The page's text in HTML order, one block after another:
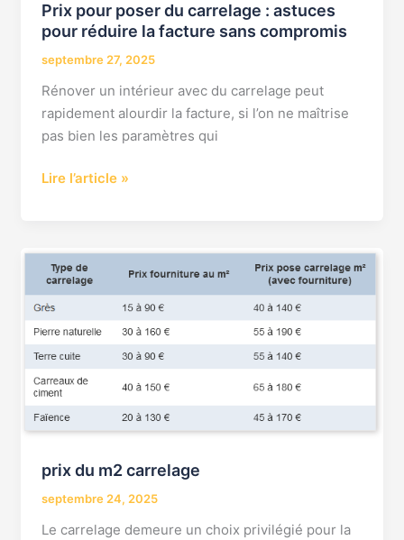
Prix pour poser du carrelage : astuces
pour réduire la facture sans compromis
septembre 27, 2025
Rénover un intérieur avec du carrelage peut
rapidement alourdir la facture, si l’on ne maîtrise
pas bien les paramètres qui
Lire l’article »
prix du m2 carrelage
septembre 24, 2025
Le carrelage demeure un choix privilégié pour la
prix
du
m2
carrelage